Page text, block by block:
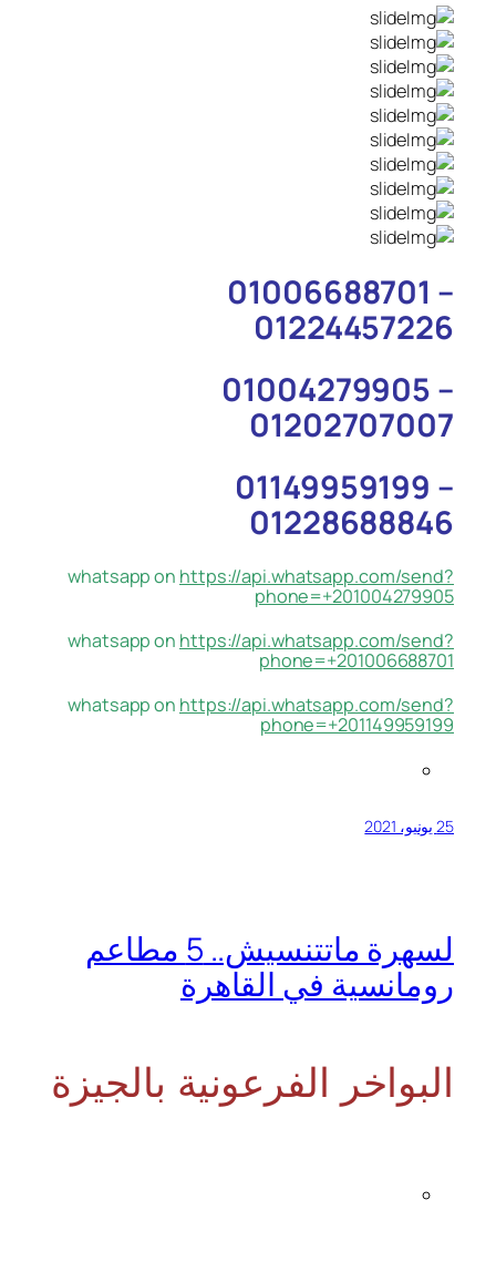
01006688701 –
01224457226
01004279905 –
01202707007
01149959199 –
01228688846
whatsapp on https://api.whatsapp.com/send?
phone=+201004279905
whatsapp on https://api.whatsapp.com/send?
phone=+201006688701
whatsapp on https://api.whatsapp.com/send?
phone=+201149959199
25 يونيو، 2021
لسهرة ماتتنسيش.. 5 مطاعم
رومانسية في القاهرة
البواخر الفرعونية بالجيزة